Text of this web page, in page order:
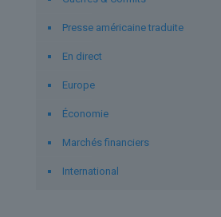
Presse américaine traduite
En direct
Europe
Économie
Marchés financiers
International